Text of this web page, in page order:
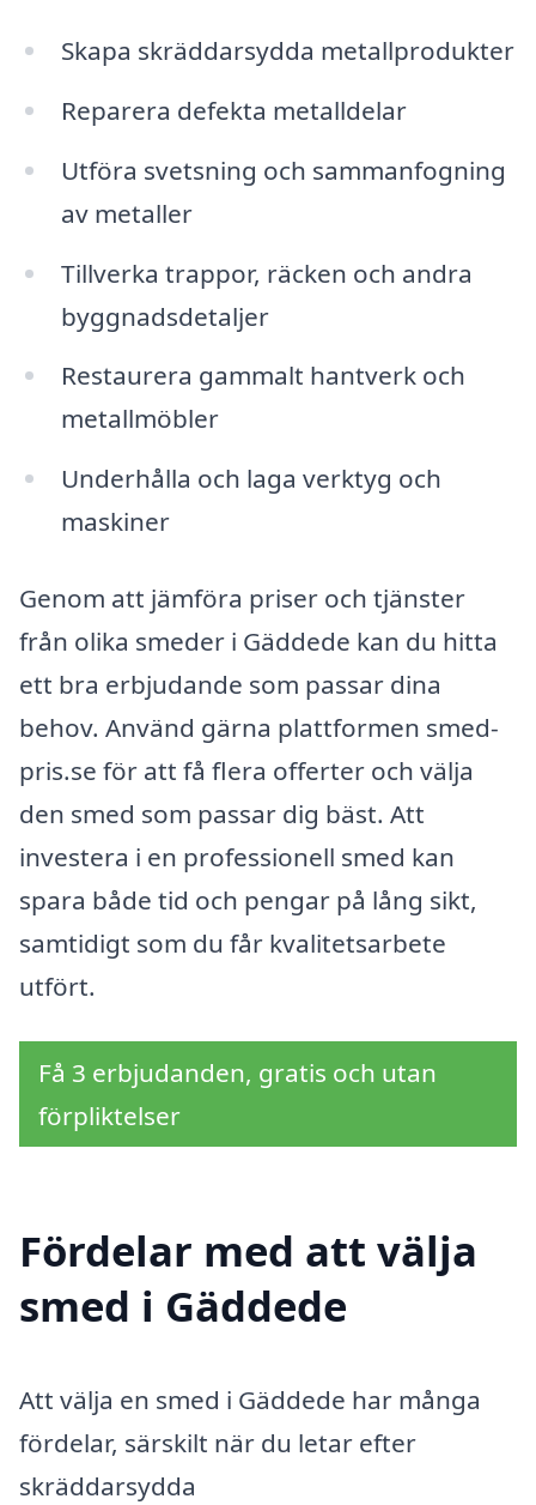
Skapa skräddarsydda metallprodukter
Reparera defekta metalldelar
Utföra svetsning och sammanfogning
av metaller
Tillverka trappor, räcken och andra
byggnadsdetaljer
Restaurera gammalt hantverk och
metallmöbler
Underhålla och laga verktyg och
maskiner
Genom att jämföra priser och tjänster
från olika smeder i Gäddede kan du hitta
ett bra erbjudande som passar dina
behov. Använd gärna plattformen smed-
pris.se för att få flera offerter och välja
den smed som passar dig bäst. Att
investera i en professionell smed kan
spara både tid och pengar på lång sikt,
samtidigt som du får kvalitetsarbete
utfört.
Få 3 erbjudanden, gratis och utan
förpliktelser
Fördelar med att välja
smed i Gäddede
Att välja en smed i Gäddede har många
fördelar, särskilt när du letar efter
skräddarsydda